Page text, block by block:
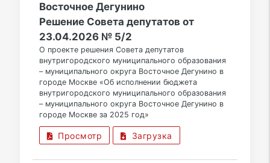
Восточное Дегунино
Решение Совета депутатов от
23.04.2026 № 5/2
О проекте решения Совета депутатов
внутригородского муниципального образования
– муниципального округа Восточное Дегунино в
городе Москве «Об исполнении бюджета
внутригородского муниципального образования
– муниципального округа Восточное Дегунино в
городе Москве за 2025 год»
Просмотр Загрузка